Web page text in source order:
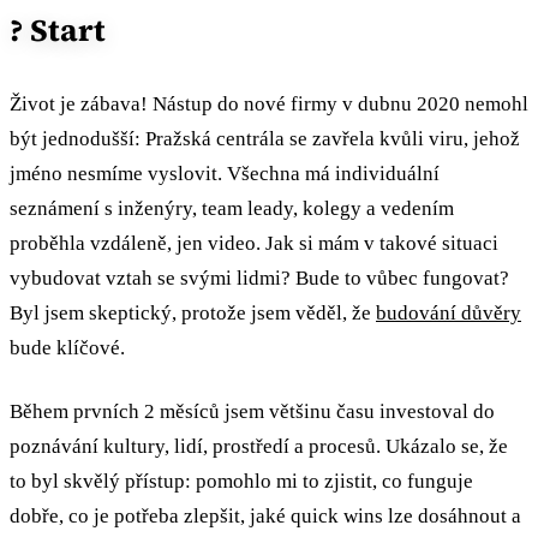
? Start
Život je zábava! Nástup do nové firmy v dubnu 2020 nemohl
být jednodušší: Pražská centrála se zavřela kvůli viru, jehož
jméno nesmíme vyslovit. Všechna má individuální
seznámení s inženýry, team leady, kolegy a vedením
proběhla vzdáleně, jen video. Jak si mám v takové situaci
vybudovat vztah se svými lidmi? Bude to vůbec fungovat?
Byl jsem skeptický, protože jsem věděl, že budování důvěry
bude klíčové.
Během prvních 2 měsíců jsem většinu času investoval do
poznávání kultury, lidí, prostředí a procesů. Ukázalo se, že
to byl skvělý přístup: pomohlo mi to zjistit, co funguje
dobře, co je potřeba zlepšit, jaké quick wins lze dosáhnout a